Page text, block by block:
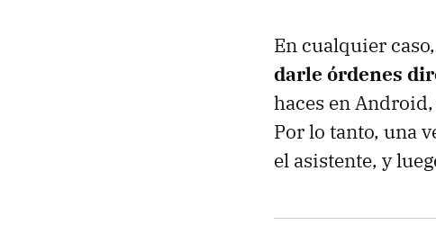
En cualquier
darle órdenes
haces en
Por lo tanto, una
el asistente, y